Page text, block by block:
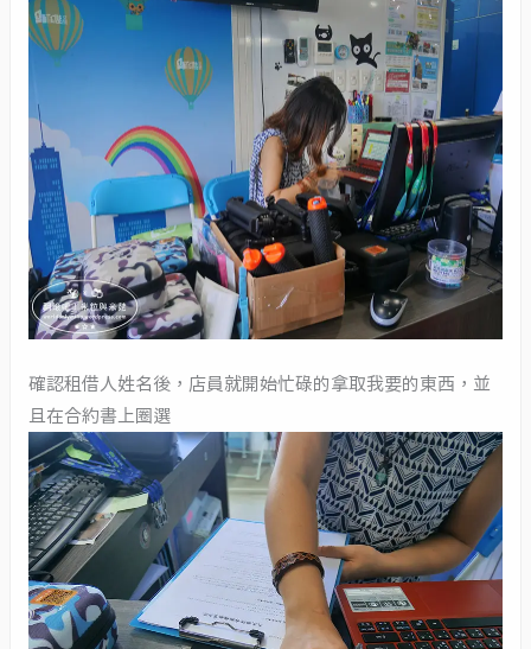
確認租借人姓名後，店員就開始忙碌的拿取我要的東西，並
且在合約書上圈選